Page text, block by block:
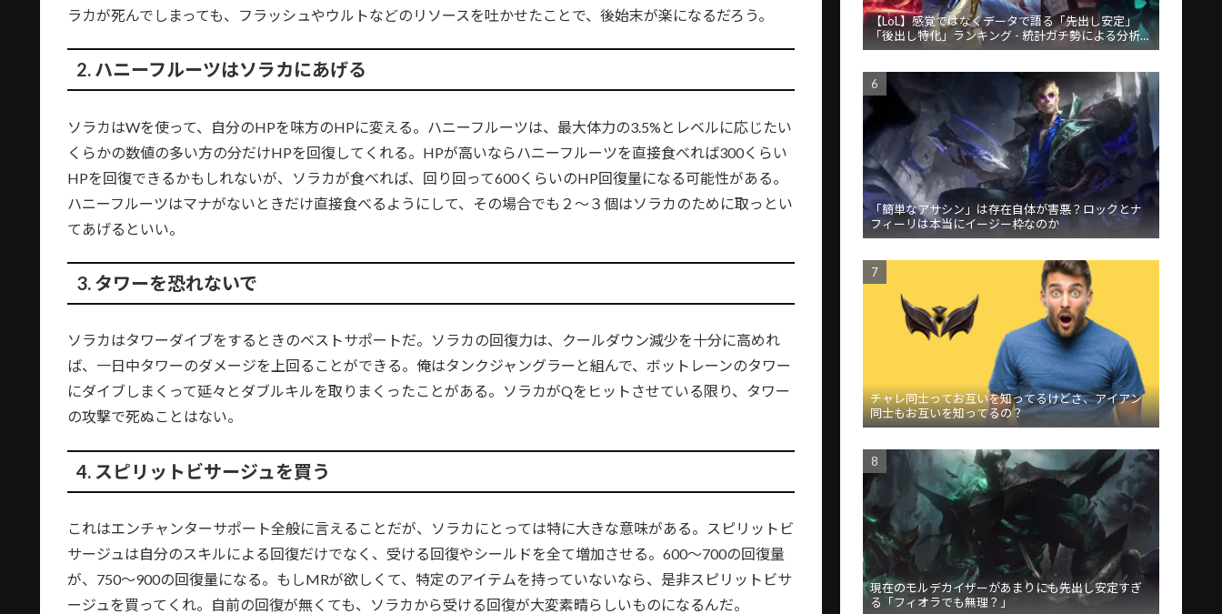
ラカが死んでしまっても、フラッシュやウルトなどのリソースを吐かせたことで、後始末が楽になるだろう。
2. ハニーフルーツはソラカにあげる
ソラカはWを使って、自分のHPを味方のHPに変える。ハニーフルーツは、最大体力の3.5%とレベルに応じたい
くらかの数値の多い方の分だけHPを回復してくれる。HPが高いならハニーフルーツを直接食べれば300くらい
HPを回復できるかもしれないが、ソラカが食べれば、回り回って600くらいのHP回復量になる可能性がある。
ハニーフルーツはマナがないときだけ直接食べるようにして、その場合でも２〜３個はソラカのために取っとい
てあげるといい。
3. タワーを恐れないで
ソラカはタワーダイブをするときのベストサポートだ。ソラカの回復力は、クールダウン減少を十分に高めれ
ば、一日中タワーのダメージを上回ることができる。俺はタンクジャングラーと組んで、ボットレーンのタワー
にダイブしまくって延々とダブルキルを取りまくったことがある。ソラカがQをヒットさせている限り、タワー
の攻撃で死ぬことはない。
4. スピリットビサージュを買う
これはエンチャンターサポート全般に言えることだが、ソラカにとっては特に大きな意味がある。スピリットビ
サージュは自分のスキルによる回復だけでなく、受ける回復やシールドを全て増加させる。600〜700の回復量
が、750〜900の回復量になる。もしMRが欲しくて、特定のアイテムを持っていないなら、是非スピリットビサ
ージュを買ってくれ。自前の回復が無くても、ソラカから受ける回復が大変素晴らしいものになるんだ。
【LoL】感覚ではなくデータで語る「先出し安定」
「後出し特化」ランキング - 統計ガチ勢による分析が
話題
「簡単なアサシン」は存在自体が害悪？ロックとナ
フィーリは本当にイージー枠なのか
チャレ同士ってお互いを知ってるけどさ、アイアン
同士もお互いを知ってるの？
現在のモルデカイザーがあまりにも先出し安定すぎ
る「フィオラでも無理？」